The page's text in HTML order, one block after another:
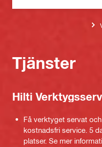
Tjänster
Hilti
Få verktyget servat
kostnadsfri service. 5
platser. Se mer